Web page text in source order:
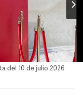
del 10 de julio 2026